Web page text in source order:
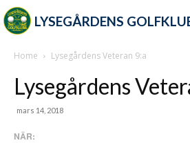
LYSEGÅRDENS
Home Lysegårdens Veteran 9:a
Lysegårdens
mars 14, 2018
NÄR: